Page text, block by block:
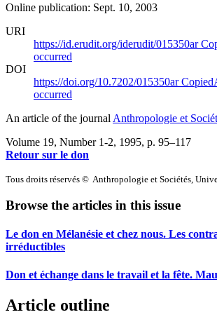
Online publication: Sept. 10, 2003
URI
https://id.erudit.org/iderudit/015350ar
occurred
DOI
https://doi.org/10.7202/015350arCopied
occurred
An article of the journal Anthropologie et
Volume 19, Number 1-2, 1995, p. 95–117
Retour sur le don
Tous droits réservés © Anthropologie et Sociétés,
Browse the articles in this issue
Le don en Mélanésie et chez nous. Les
irréductibles
Don et échange dans le travail et la fête.
Article outline